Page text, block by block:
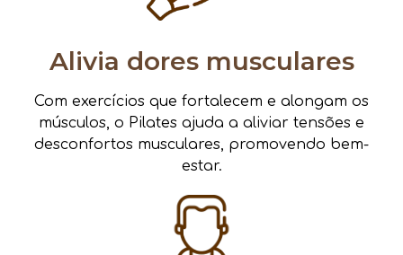
Alivia dores musculares
Com exercícios que fortalecem e alongam os
músculos, o Pilates ajuda a aliviar tensões e
desconfortos musculares, promovendo bem-
estar.